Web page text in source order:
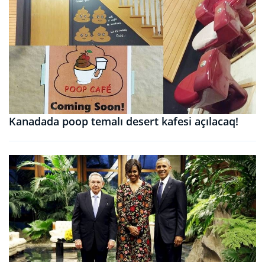
Kanadada poop temalı desert kafesi açılacaq!